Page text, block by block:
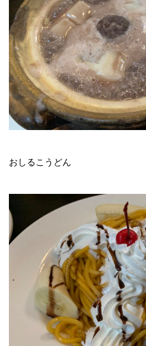
おしるこうどん